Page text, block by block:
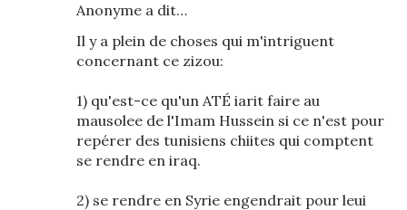
Anonyme a dit…
Il y a plein de choses qui m'intriguent
concernant ce zizou:
1) qu'est-ce qu'un ATÉ iarit faire au
mausolee de l'Imam Hussein si ce n'est pour
repérer des tunisiens chiites qui comptent
se rendre en iraq.
2) se rendre en Syrie engendrait pour leui